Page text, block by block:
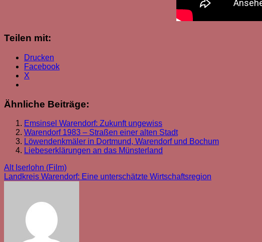
Teilen mit:
Drucken
Facebook
X
Ähnliche Beiträge:
Emsinsel Warendorf: Zukunft ungewiss
Warendorf 1983 – Straßen einer alten Stadt
Löwendenkmäler in Dortmund, Warendorf und Bochum
Liebeserklärungen an das Münsterland
Beitragsnavigation
Alt Iserlohn (Film)
Landkreis Warendorf: Eine unterschätzte Wirtschaftsregion